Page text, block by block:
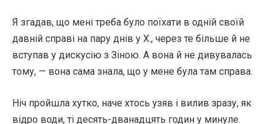
Я згадав, що мені треба було поїхати в одній своїй
давній справі на пару днів у X., через те більше й не
вступав у дискусію з Зіною. А вона й не дивувалась
тому, — вона сама знала, що у мене була там справа.
Ніч пройшла хутко, наче хтось узяв і вилив зразу, як
відро води, ті десять-дванадцять годин у минуле.